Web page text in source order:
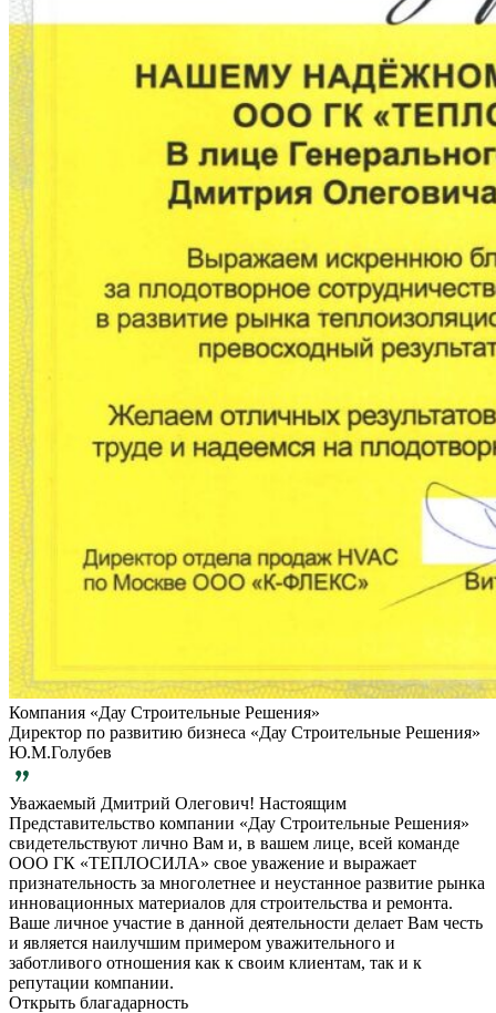
Компания «Дау Строительные Решения»
Директор по развитию бизнеса «Дау Строительные Решения»
Ю.М.Голубев
Уважаемый Дмитрий Олегович! Настоящим
Представительство компании «Дау Строительные Решения»
свидетельствуют лично Вам и, в вашем лице, всей команде
ООО ГК «ТЕПЛОСИЛА» свое уважение и выражает
признательность за многолетнее и неустанное развитие рынка
инновационных материалов для строительства и ремонта.
Ваше личное участие в данной деятельности делает Вам честь
и является наилучшим примером уважительного и
заботливого отношения как к своим клиентам, так и к
репутации компании.
Открыть благадарность